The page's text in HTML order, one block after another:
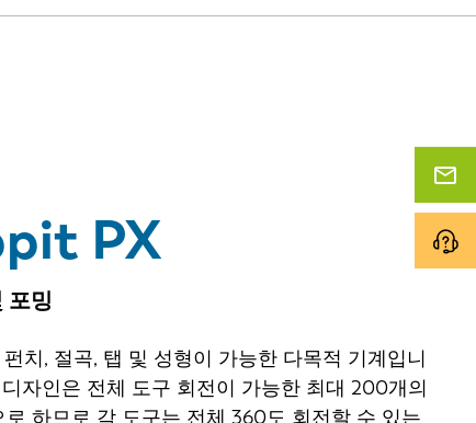
PX
포밍
치, 절곡, 탭 및 성형이 가능한 다목적 기계입니
자인은 전체 도구 회전이 가능한 최대 200개의
로 하므로 각 도구는 전체 360도 회전할 수 있는